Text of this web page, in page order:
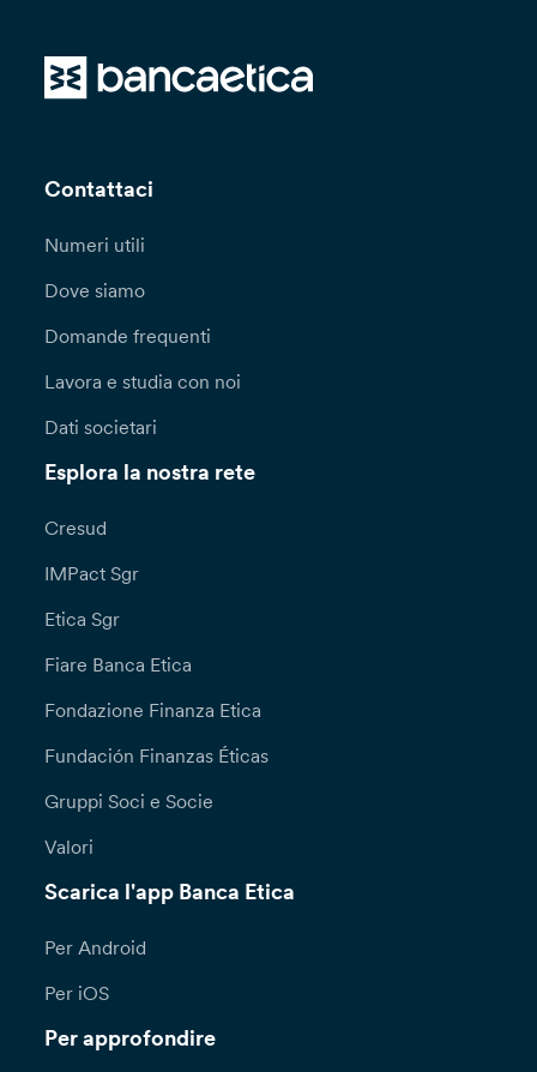
Contattaci
Numeri utili
Dove siamo
Domande frequenti
Lavora e studia con noi
Dati societari
Esplora la nostra rete
Cresud
IMPact Sgr
Etica Sgr
Fiare Banca Etica
Fondazione Finanza Etica
Fundación Finanzas Éticas
Gruppi Soci e Socie
Valori
Scarica l'app Banca Etica
Per Android
Per iOS
Per approfondire